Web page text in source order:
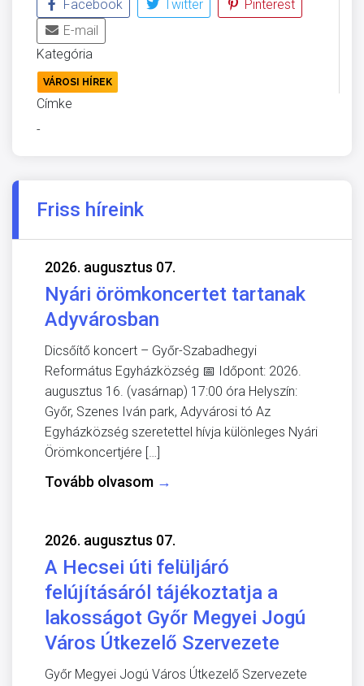
Facebook Twitter
Pinterest
E-mail
Kategória
VÁROSI HÍREK
Címke
-
Friss híreink
2026. augusztus 07.
Nyári örömkoncertet tartanak
Adyvárosban
Dicsőítő koncert – Győr-Szabadhegyi
Református Egyházközség 📅 Időpont: 2026.
augusztus 16. (vasárnap) 17:00 óra Helyszín:
Győr, Szenes Iván park, Adyvárosi tó Az
Egyházközség szeretettel hívja különleges Nyári
Örömkoncertjére […]
Tovább olvasom →
2026. augusztus 07.
A Hecsei úti felüljáró
felújításáról tájékoztatja a
lakosságot Győr Megyei Jogú
Város Útkezelő Szervezete
Győr Megyei Jogú Város Útkezelő Szervezete